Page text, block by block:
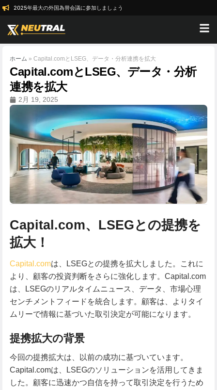
2025年最大の外国為替会議に参加しましょう
ホーム » Capital.comとLSEG、データ・分析連携を拡大
Capital.comとLSEG、データ・分析
連携を拡大
2月 19, 2025
Capital.com、LSEGとの提携を
拡大！
Capital.comは、LSEGとの提携を拡大しました。これに
より、顧客の投資判断をさらに強化します。Capital.com
は、LSEGのリアルタイムニュース、データ、市場心理
センチメントフィードを統合します。顧客は、よりタイ
ムリーで情報に基づいた取引決定が可能になります。
提携拡大の背景
今回の提携拡大は、以前の成功に基づいています。
Capital.comは、LSEGのソリューションを活用してきま
した。顧客に迅速かつ自信を持って取引決定を行うため